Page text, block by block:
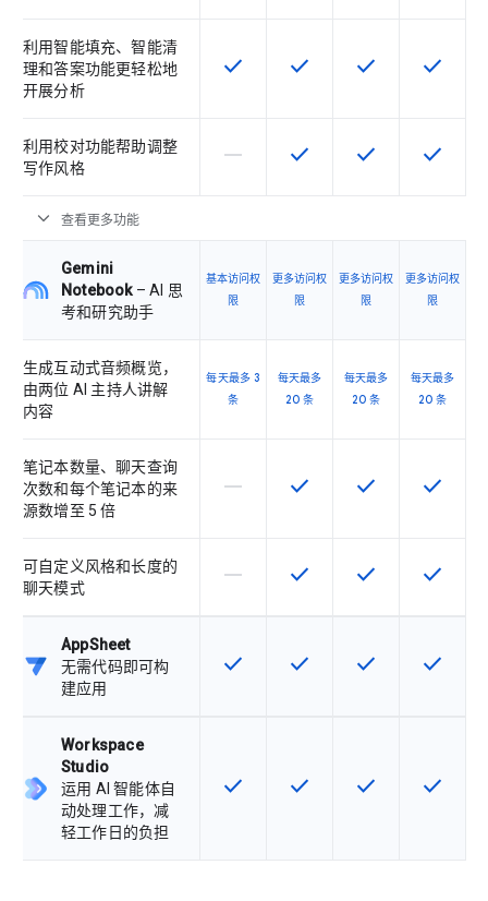
利用智能填充、智能清
理和答案功能更轻松地
开展分析
该 SKU 提供此功能
check 该 SKU 提供此功能
check 该 SKU 提供此功
check 该 SKU
check
利用校对功能帮助调整
写作风格
该 SKU 不支持此功能
horizontal_rule 该 SKU 提供此功能
check 该 SKU 提供此功
check 该 SKU
check
expand_more 查看更多功能
Gemini
Notebook– AI 思
考和研究助手
基本访问权
限
更多访问权
限
更多访问权
限
更多访问权
限
生成互动式音频概览，
由两位 AI 主持人讲解
内容
每天最多 3
条
每天最多
20 条
每天最多
20 条
每天最多
20 条
笔记本数量、聊天查询
次数和每个笔记本的来
源数增至 5 倍
该 SKU 不支持此功能
horizontal_rule 该 SKU 提供此功能
check 该 SKU 提供此功
check 该 SKU
check
可自定义风格和长度的
聊天模式
该 SKU 不支持此功能
horizontal_rule 该 SKU 提供此功能
check 该 SKU 提供此功
check 该 SKU
check
AppSheet
无需代码即可构
建应用
该 SKU 提供此功能
check 该 SKU 提供此功能
check 该 SKU 提供此功
check 该 SKU
check
Workspace
Studio
运用 AI 智能体自
动处理工作，减
轻工作日的负担
该 SKU 提供此功能
check 该 SKU 提供此功能
check 该 SKU 提供此功
check 该 SKU
check